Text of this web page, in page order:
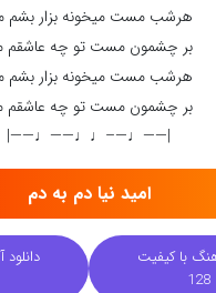
هرشب مست میخونه بزار بشم
بر چشمون مست تو چه عاشقم
هرشب مست میخونه بزار بشم
بر چشمون مست تو چه عاشقم
|——♩—–♩♩——♩——|
امید نیا دم به دم
با کیفیت
128